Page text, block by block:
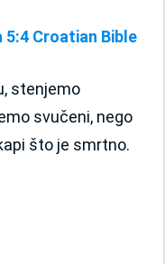
Croatian Bible
stenjemo
svučeni, nego
što je smrtno.